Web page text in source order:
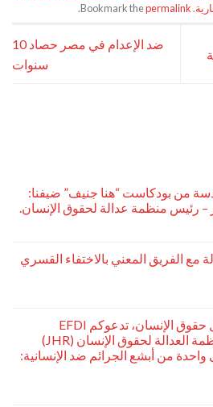
. Bookmark the
permalink
.
ضد الإعدام في مصر حصاد 10
سنوات
من بودكاست “هنا جنيف” ضيفنا:
– رئيس منظمة عدالة لحقوق الإنسان.
مع الفريق المعني بالاختفاء القسري
في ندوة دولية حول حقوق الإنسان، تدعوكم EFDI
International ومنظمة العدالة لحقوق الإنسان (JHR)
من أبشع الجرائم ضد الإنسانية: